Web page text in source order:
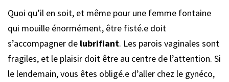
Quoi qu’il en soit, et même pour une femme fontaine
qui mouille énormément, être fisté.e doit
s’accompagner de lubrifiant. Les parois vaginales sont
fragiles, et le plaisir doit être au centre de l’attention. Si
le lendemain, vous êtes obligé.e d’aller chez le gynéco,